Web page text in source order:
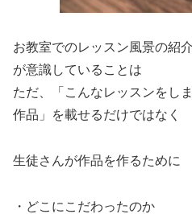
お教室でのレッスン風景の紹
が意識していることは
ただ、「こんなレッスンを
作品」を載せるだけではなく
生徒さんが作品を作るために
・どこにこだわったのか